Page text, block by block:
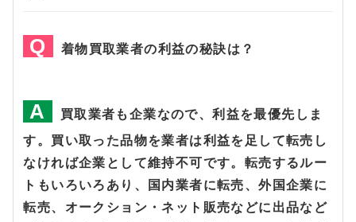
着物買取業者の利益の秘訣は？
買取業者も企業なので、利益を最優先しま
す。買い取った品物を業者は利益を足して転売し
なければ企業として維持不可です。転売するルー
トもいろいろあり、国内業者に転売、外国企業に
転売、オークション・ネット販売などに出品など